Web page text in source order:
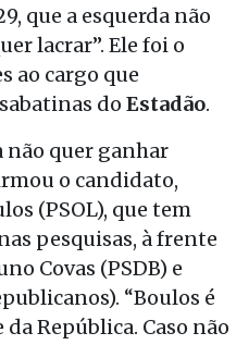
que a esquerda não
lacrar”. Ele foi o
ao cargo que
do Estadão.
não quer ganhar
o candidato,
(PSOL), que tem
pesquisas, à frente
Covas (PSDB) e
“Boulos é
República. Caso não